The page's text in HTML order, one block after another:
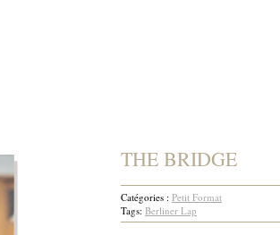
THE BRIDGE
Catégories : Petit Format
Tags: Berliner Lap